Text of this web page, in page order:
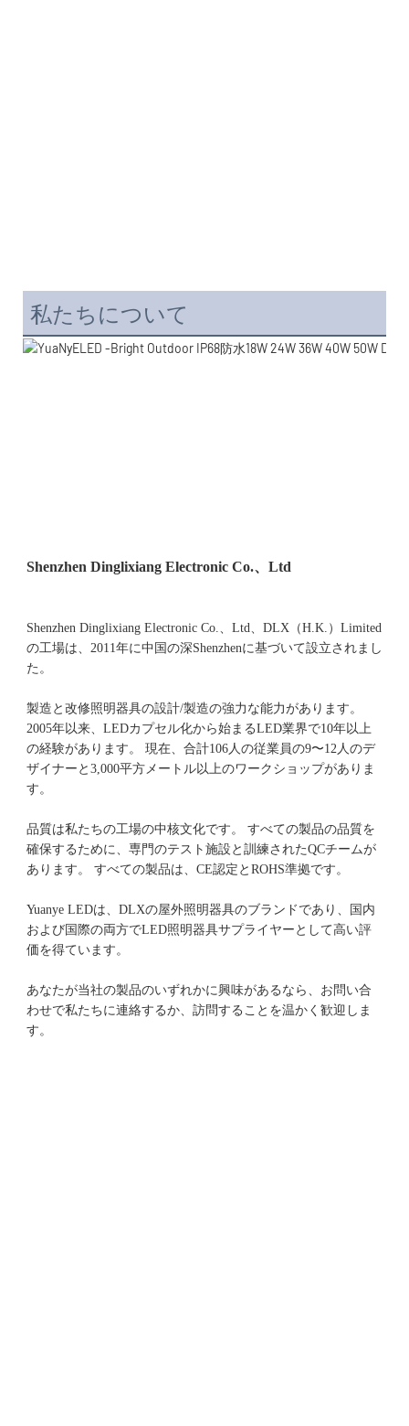
私たちについて
Shenzhen Dinglixiang Electronic Co.、Ltd、DLX（H.K.）Limited
の工場は、2011年に中国の深Shenzhenに基づいて設立されまし
た。
製造と改修照明器具の設計/製造の強力な能力があります。
2005年以来、LEDカプセル化から始まるLED業界で10年以上
の経験があります。 現在、合計106人の従業員の9〜12人のデ
ザイナーと3,000平方メートル以上のワークショップがありま
品質は私たちの工場の中核文化です。 すべての製品の品質を
確保するために、専門のテスト施設と訓練されたQCチームが
Yuanye LEDは、DLXの屋外照明器具のブランドであり、国内
および国際の両方でLED照明器具サプライヤーとして高い評
あなたが当社の製品のいずれかに興味があるなら、お問い合
わせで私たちに連絡するか、訪問することを温かく歓迎しま